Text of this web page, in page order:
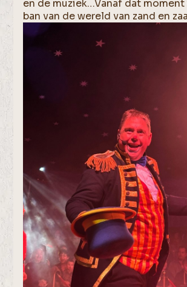
en de muziek…Vanaf dat
ban van de wereld van zand en